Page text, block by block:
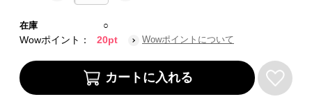
在庫 ○
Wowポイント： 20pt Wowポイントについて